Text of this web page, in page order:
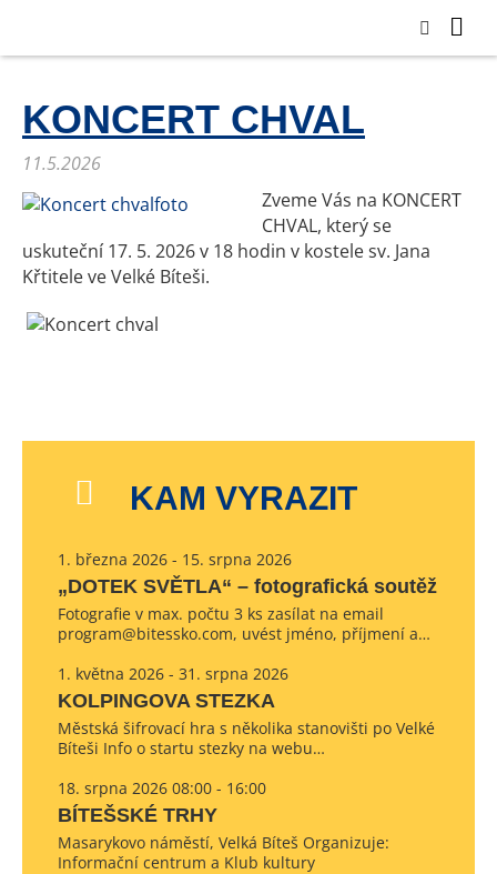
KONCERT CHVAL
11.5.2026
Zveme Vás na KONCERT
CHVAL, který se
uskuteční 17. 5. 2026 v 18 hodin v kostele sv. Jana
Křtitele ve Velké Bíteši.
KAM VYRAZIT
1. března 2026 - 15. srpna 2026
„DOTEK SVĚTLA“ – fotografická soutěž
Fotografie v max. počtu 3 ks zasílat na email
program@bitessko.com, uvést jméno, příjmení a…
1. května 2026 - 31. srpna 2026
KOLPINGOVA STEZKA
Městská šifrovací hra s několika stanovišti po Velké
Bíteši Info o startu stezky na webu…
18. srpna 2026 08:00 - 16:00
BÍTEŠSKÉ TRHY
Masarykovo náměstí, Velká Bíteš Organizuje:
Informační centrum a Klub kultury